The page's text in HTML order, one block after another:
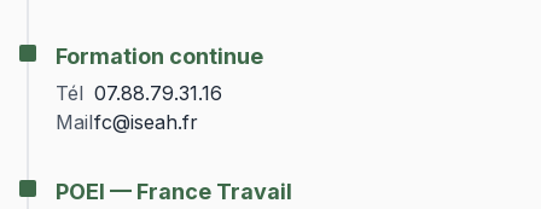
Formation continue
Tél 07.88.79.31.16
Mailfc@iseah.fr
POEI — France Travail